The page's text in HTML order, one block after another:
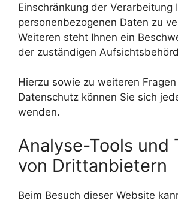
Einschränkung der Verarbeitung
personenbezogenen Daten zu
Weiteren steht Ihnen ein
der zuständigen
Hierzu sowie zu weiteren
Datenschutz können Sie sich
wenden.
Analyse-Tools und
von Dritt­anbietern
Beim Besuch dieser Website